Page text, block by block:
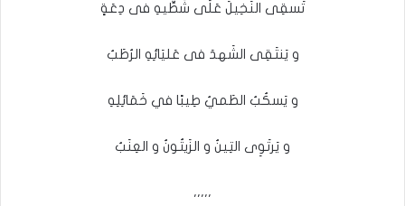
تَسقِى النَخِيلَ عَلَى شَطِّيهِ فى دِعَةٍ
و يَنتَقِى الشَهدَ فى عَليَائِهِ الرُطَبُ
و يَسكُبُ الطَميُ طِيبًا في خَمَائِلِهِ
و يَرتَوِى التِينُ و الزَيتُونُ و العِنَبُ
،،،،،